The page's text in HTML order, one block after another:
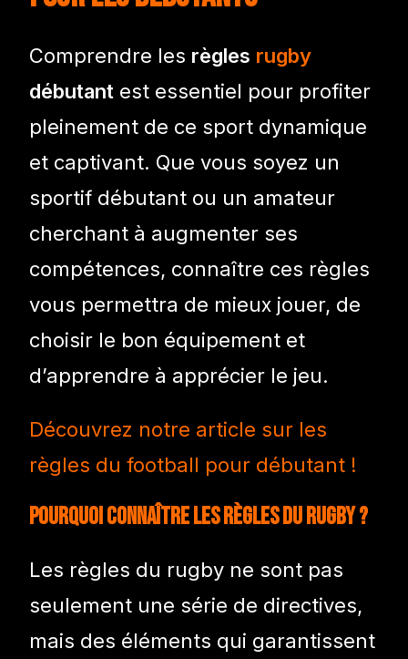
Comprendre les règles rugby
débutant est essentiel pour profiter
pleinement de ce sport dynamique
et captivant. Que vous soyez un
sportif débutant ou un amateur
cherchant à augmenter ses
compétences, connaître ces règles
vous permettra de mieux jouer, de
choisir le bon équipement et
d’apprendre à apprécier le jeu.
Découvrez notre article sur les
règles du football pour débutant !
Pourquoi connaître les règles du rugby ?
Les règles du rugby ne sont pas
seulement une série de directives,
mais des éléments qui garantissent